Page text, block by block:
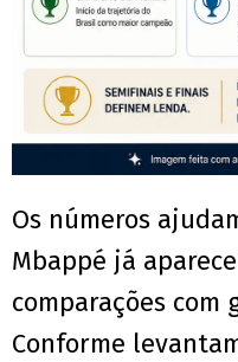
Os números
Mbappé já
comparações com
Conforme